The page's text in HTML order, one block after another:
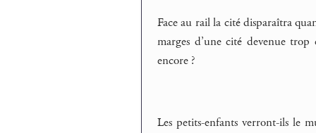
Face au rail la cité disparaîtra
marges d’une cité devenue
encore ?
Les petits-enfants verront-ils le